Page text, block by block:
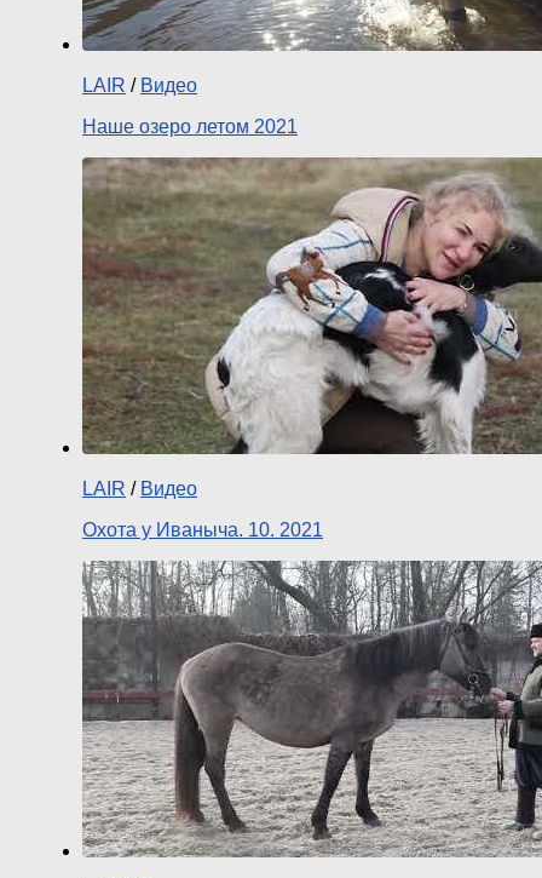
LAIR / Видео
Наше озеро летом 2021
LAIR / Видео
Охота у Иваныча. 10. 2021